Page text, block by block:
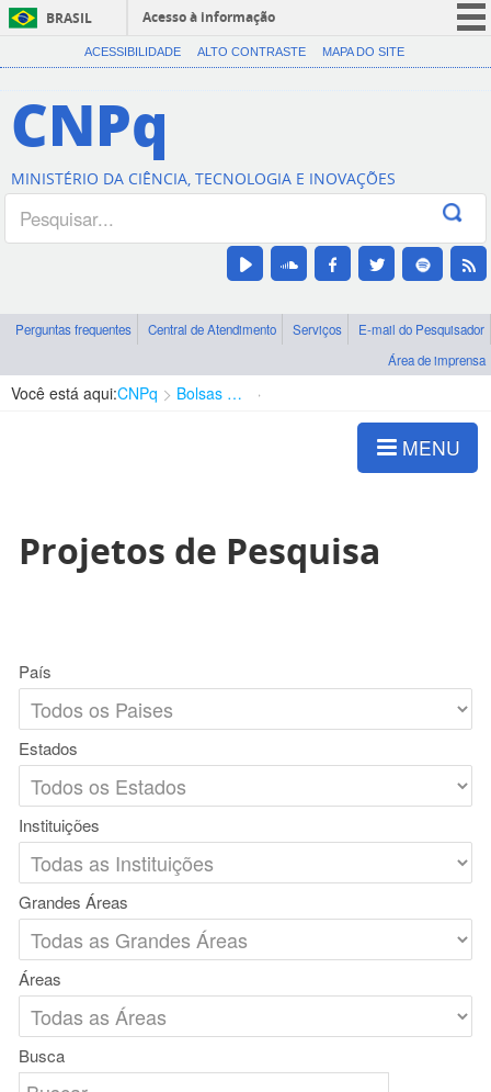
BRASIL
Acesso à informação
CORONAVÍRUS (COVID-19)
Canais
ACESSIBILIDADE ALTO CONTRASTE MAPA DO SITE
CNPq
MINISTÉRIO DA CIÊNCIA, TECNOLOGIA E INOVAÇÕES
Perguntas frequentes Central de Atendimento Serviços
E-mail do Pesquisador
Área de imprensa
Você está aqui:CNPq Bolsas e Auxílios Vigentes
MENU
Projetos de Pesquisa
País
Estados
Instituições
Grandes Áreas
Áreas
Busca